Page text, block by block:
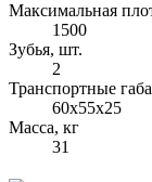
Максимальная
1500
Зубья, шт.
2
Транспортные
60х55х25
Масса, кг
31